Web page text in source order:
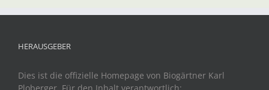
HERAUSGEBER
Dies ist die offizielle Homepage von Biogärtner Karl
Ploberger. Für den Inhalt verantwortlich: